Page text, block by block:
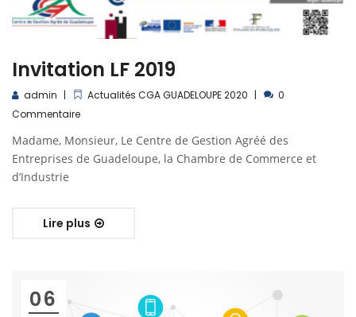
Invitation LF 2019
admin Actualités CGA GUADELOUPE 2020
0
Commentaire
Madame, Monsieur, Le Centre de Gestion Agréé des
Entreprises de Guadeloupe, la Chambre de Commerce et
d’Industrie
Lire plus
06